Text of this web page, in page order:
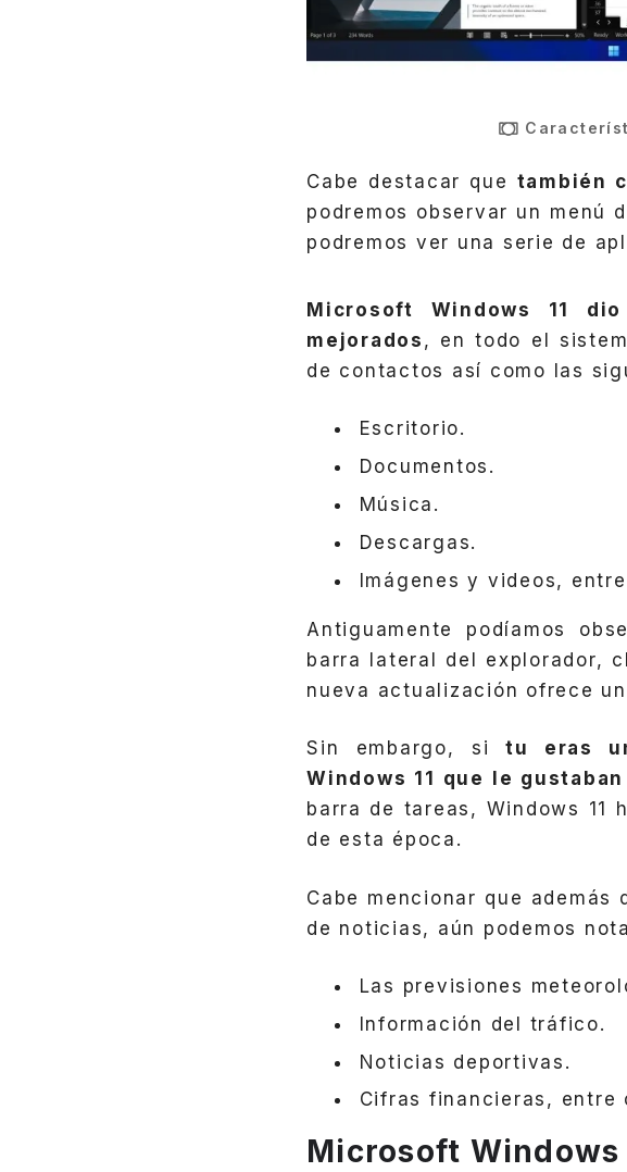
Cabe destacar que también
podremos observar un menú
podremos ver una serie de
Microsoft Windows 11
mejorados , en todo el
de contactos así como las
Escritorio.
Documentos.
Música.
Descargas.
Imágenes y videos,
Antiguamente podíamos
barra lateral del explorador,
nueva actualización ofrece
Sin embargo, si
tu eras
Windows 11 que le
barra de tareas, Windows 11
de esta época.
Cabe mencionar que además
de noticias, aún podemos
Las previsiones
Información del tráfico.
Noticias deportivas.
Cifras financieras, entre
Microsoft Windows